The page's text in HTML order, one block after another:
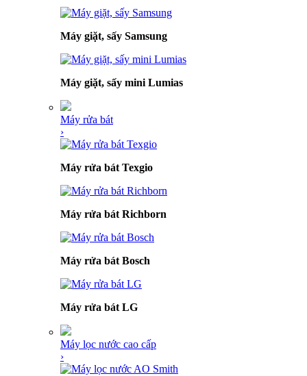
Máy giặt, sấy Samsung
Máy giặt, sấy mini Lumias
Máy rửa bát
›
Máy rửa bát Texgio
Máy rửa bát Richborn
Máy rửa bát Bosch
Máy rửa bát LG
Máy lọc nước cao cấp
›